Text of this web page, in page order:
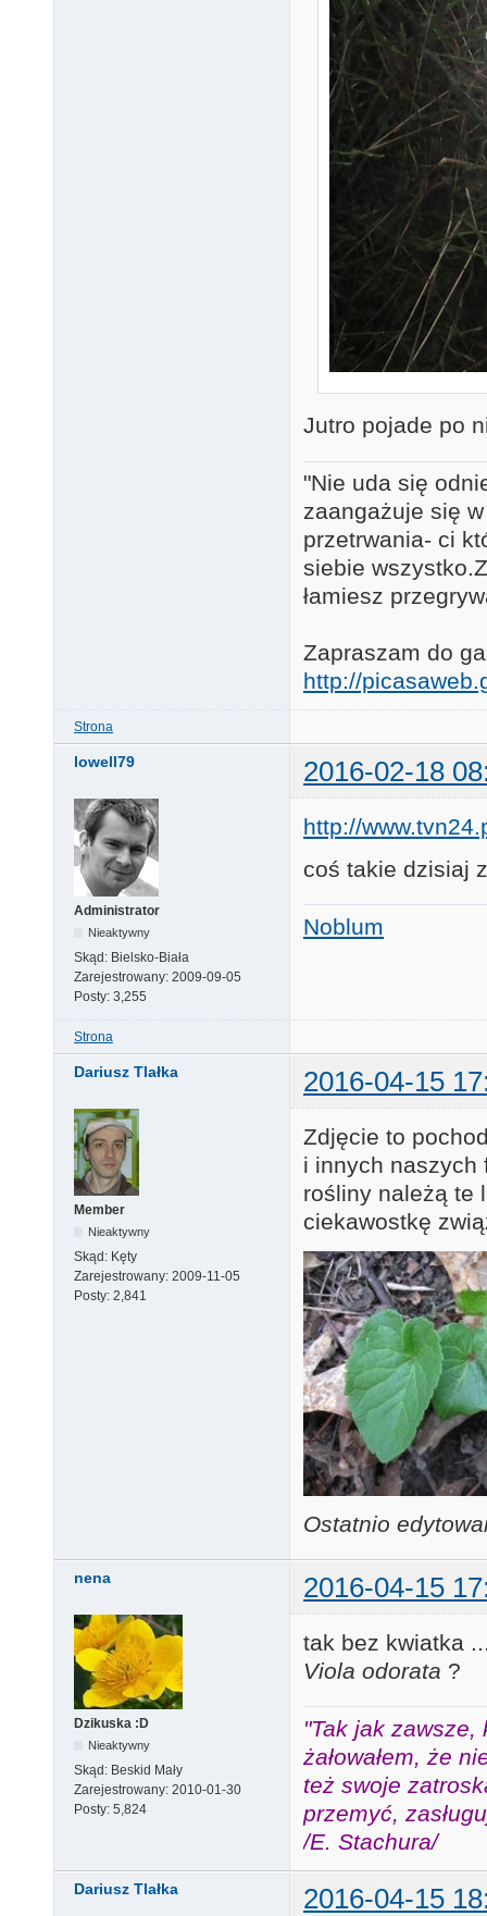
Jutro pojade po
"Nie uda się
zaangażuje się
przetrwania- ci
siebie
łamiesz
Zapraszam do
http://
Strona
lowell79 2016-02-18
Administrator
Nieaktywny
Skąd: Bielsko-Biała
Zarejestrowany: 2009-09-05
Posty: 3,255
http://
coś takie dzisiaj
Noblum
Strona
Dariusz Tlałka 2016-04-15
Member
Nieaktywny
Skąd: Kęty
Zarejestrowany: 2009-11-05
Posty: 2,841
Zdjęcie to
i innych naszych
rośliny należą te
ciekawostkę
Ostatnio
nena 2016-04-15
Dzikuska :D
Nieaktywny
Skąd: Beskid Mały
Zarejestrowany: 2010-01-30
Posty: 5,824
tak bez kwiatka
Viola odorata ?
"Tak jak zawsze,
żałowałem, że
też swoje
przemyć,
/E. Stachura/
Dariusz Tlałka 2016-04-15